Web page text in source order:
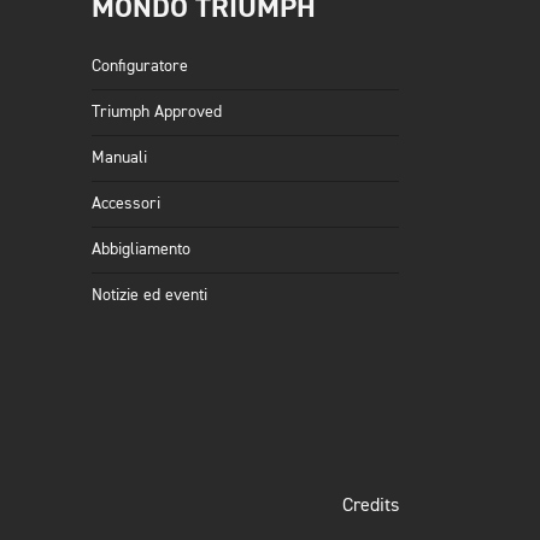
MONDO TRIUMPH
Configuratore
Triumph Approved
Manuali
Accessori
Abbigliamento
Notizie ed eventi
Credits